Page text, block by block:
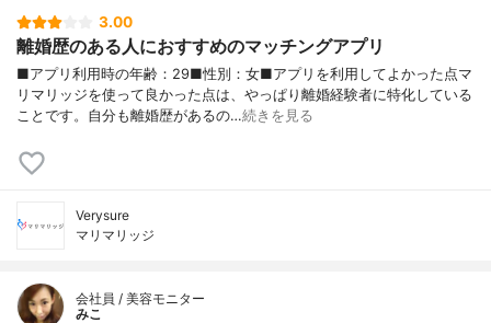
3.00
離婚歴のある人におすすめのマッチングアプリ
■アプリ利用時の年齢：29■性別：女■アプリを利用してよかった点マ
リマリッジを使って良かった点は、やっぱり離婚経験者に特化している
ことです。自分も離婚歴があるの…続きを見る
Verysure
マリマリッジ
会社員 / 美容モニター
みこ